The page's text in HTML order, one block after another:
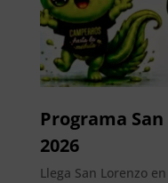
Programa
2026
Llega San Lorenzo